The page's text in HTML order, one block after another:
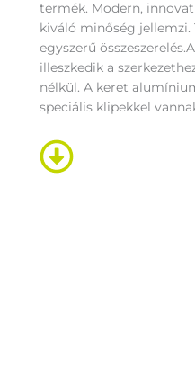
termék. Modern,
kiváló minőség jellemzi.
egyszerű
illeszkedik a
nélkül. A keret
speciális klipekkel